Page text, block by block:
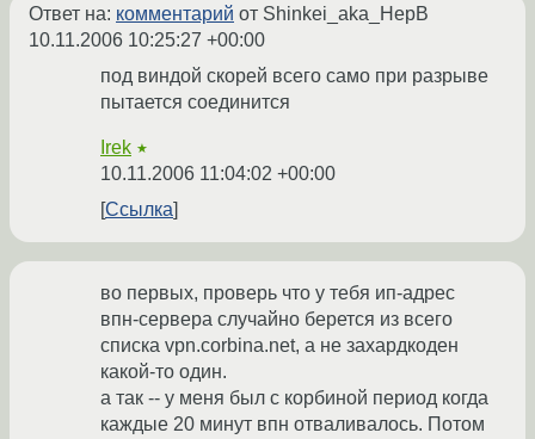
Ответ на: комментарий от Shinkei_aka_HepB
10.11.2006 10:25:27 +00:00
под виндой скорей всего само при разрыве
пытается соединится
Irek ★
10.11.2006 11:04:02 +00:00
Ссылка
во первых, проверь что у тебя ип-адрес
впн-сервера случайно берется из всего
списка vpn.corbina.net, а не захардкоден
какой-то один.
а так -- у меня был с корбиной период когда
каждые 20 минут впн отваливалось. Потом